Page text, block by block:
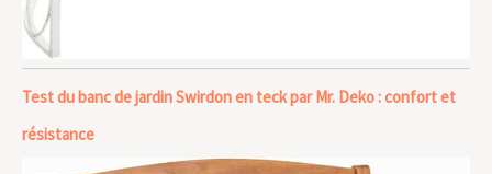
Test du banc de jardin Swirdon en teck par Mr. Deko : confort et
résistance